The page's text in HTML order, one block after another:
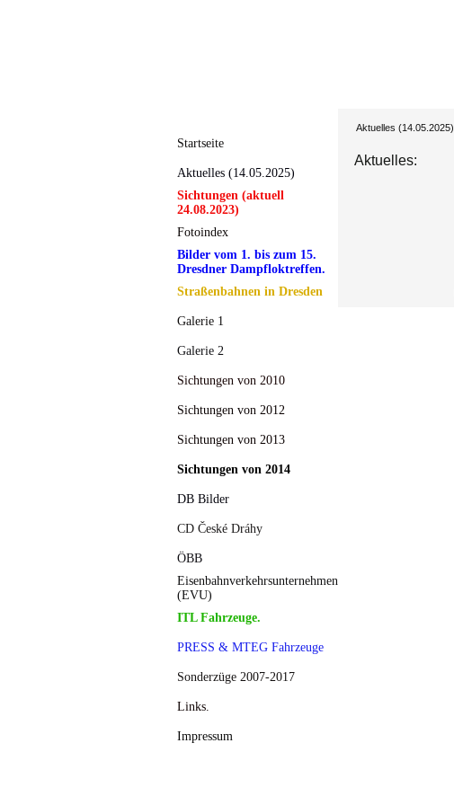
Startseite
Aktuelles (14.05.2025)
Sichtungen (aktuell
24.08.2023)
Fotoindex
Bilder vom 1. bis zum 15.
Dresdner Dampfloktreffen.
Straßenbahnen in Dresden
Galerie 1
Galerie 2
Sichtungen von 2010
Sichtungen von 2012
Sichtungen von 2013
Sichtungen von 2014
DB Bilder
CD České Dráhy
ÖBB
Eisenbahnverkehrsunternehmen
(EVU)
ITL Fahrzeuge.
PRESS & MTEG Fahrzeuge
Sonderzüge 2007-2017
Links.
Impressum
Aktuelles (14.05.2025)
Aktuelles: